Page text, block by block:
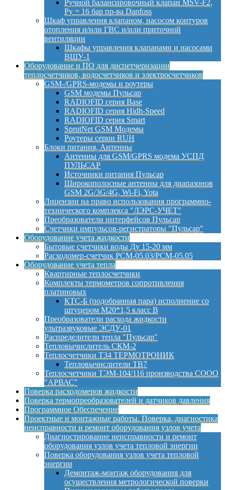
Ручной балансировочный клапан MSV-F2,
Py = 16 бар пр-ва Danfoss
Шкаф управления клапаном, насосом контуров
отопления и/или ГВС и/или приточной
вентиляции
Шкафы управления клапанами и насосами
ВШУ-1
Оборудование и ПО для диспетчеризации
теплосчетчиков, водосчетчиков и электросчетчиков
GSM-/GPRS-модемы и роутеры
GSM модемы Пульсар
RADIOFID серия Base
RADIOFID серия Hidh-Speed
RADIOFID серия Smart
SprutNet GSM Модемы
Роутеры серии RUH
Блоки питания, Антенны
Антенны для GSM/GPRS модема УСПД
ПУЛЬСАР
Источники питания Пульсар
Широкополосные антенны для диапазонов
GSM 2G/3G/4G, Wi-Fi, Yota
Лицензии на право использования программно-
технического комплекса "ЛЭРС-УЧЕТ"
Преобразователи интерфейсов Пульсар
Счетчики импульсов-регистраторы "Пульсар"
Оборудование учета жидкости
Бытовые счетчики воды Ду 15-20 мм
Расходомер-счетчик РСМ-05.03/РСМ-05.05
Оборудование учета тепла
Квартирные теплосчетчики
Комплекты термометров сопротивления
платиновых
КТС-Б (подобранная пара) исполнение со
штуцером М20*1,5 класс B
Преобразователи расхода жидкости
ультразвуковые ЭСДУ-01
Распределители тепла "Пульсар"
Тепловычислитель СКМ-2
Теплосчетчики Т34 ТЕРМОТРОНИК
Тепловычислители ТВ7
Теплосчетчики ТЭМ-104/116 производства СООО
"АРВАС"
Поверка расходомеров жидкости
Поверка термопреобразователей и датчиков давления
Программное Обеспечение
Проектные и монтажные работы. Поверка, диагностика
неисправности и ремонт оборудования узлов учета
Диагностирование неисправности и ремонт
оборудования узлов учета тепловой энергии
Поверка оборудования узлов учета тепловой
энергии
Демонтаж-монтаж оборудования для
осуществления метрологической поверки